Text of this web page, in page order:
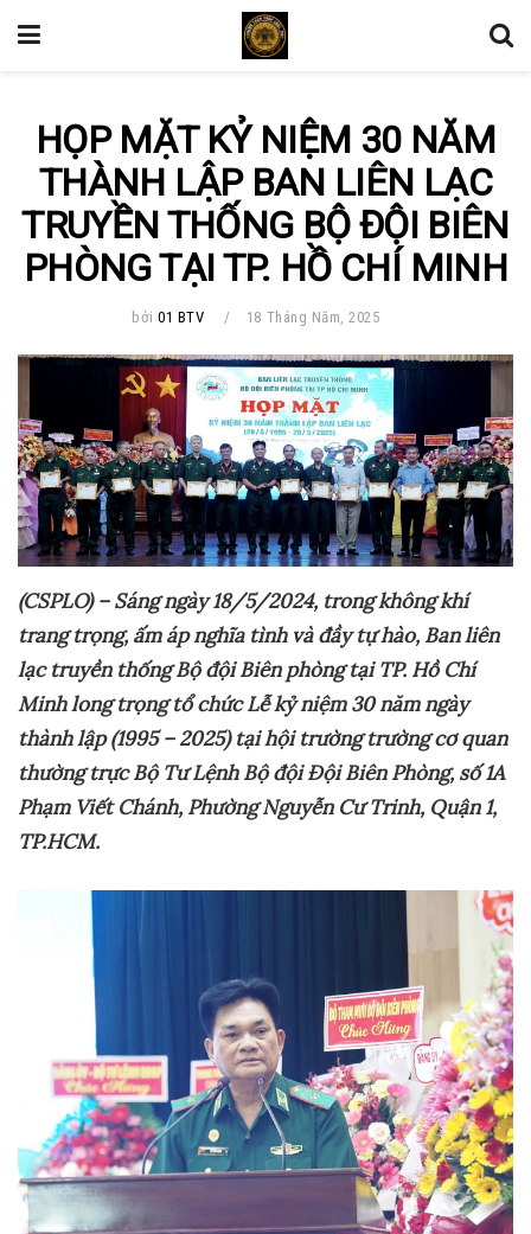
HỌP MẶT KỶ NIỆM 30 NĂM
THÀNH LẬP BAN LIÊN LẠC
TRUYỀN THỐNG BỘ ĐỘI BIÊN
PHÒNG TẠI TP. HỒ CHÍ MINH
bởi 01 BTV 18 Tháng Năm, 2025
(CSPLO) – Sáng ngày 18/5/2024, trong không khí
trang trọng, ấm áp nghĩa tình và đầy tự hào, Ban liên
lạc truyền thống Bộ đội Biên phòng tại TP. Hồ Chí
Minh long trọng tổ chức Lễ kỷ niệm 30 năm ngày
thành lập (1995 – 2025) tại hội trường trường cơ quan
thường trực Bộ Tư Lệnh Bộ đội Đội Biên Phòng, số 1A
Phạm Viết Chánh, Phường Nguyễn Cư Trinh, Quận 1,
TP.HCM.